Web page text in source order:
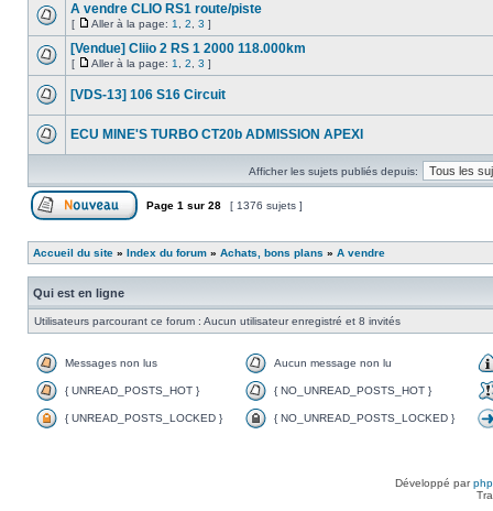
A vendre CLIO RS1 route/piste
[ Aller à la page: 1 2 3 ]
[Vendue] Cliio 2 RS 1 2000 118.000km
[ Aller à la page: 1 2 3 ]
[VDS-13] 106 S16 Circuit
ECU MINE'S TURBO CT20b ADMISSION APEXI
Afficher les sujets publiés depuis:
Page 1 sur 28 [ 1376 sujets ]
Accueil du site » Index du forum » Achats, bons plans » A vendre
Qui est en ligne
Utilisateurs parcourant ce forum : Aucun utilisateur enregistré et 8 invités
Messages non lus Aucun message non lu
{ UNREAD_POSTS_HOT } { NO_UNREAD_POSTS_HOT }
{ UNREAD_POSTS_LOCKED } { NO_UNREAD_POSTS_LOCKED }
Développé par